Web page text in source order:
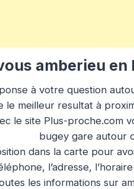
amberieu
à votre question
le meilleur resultat à
le site Plus-proche.com
bugey gare autour
dans la carte pour
l’adresse,
les informations sur